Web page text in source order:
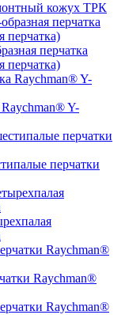
кожух ТРК
перчатка
перчатка)
Raychman® Y-
перчатки
Raychman®